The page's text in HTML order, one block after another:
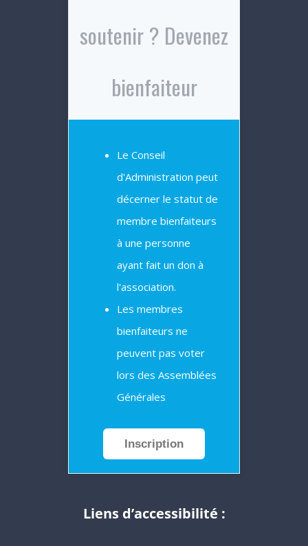
soutenir ? Devenez
bienfaiteur
Le Conseil
d'Administration peut
décerner le statut de
membre bienfaiteurs
à une personne
ayant fait un don à
l'association.
Les membres
bienfaiteurs ne
peuvent pas voter
lors des Assemblées
Générales
Inscription
Liens d’accessibilité :